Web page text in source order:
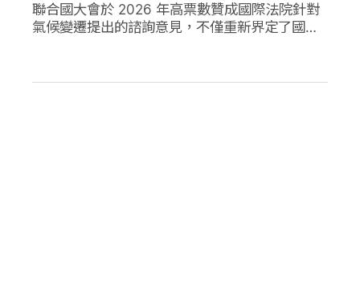
聯合國大會於 2026 年高票數贊成國際法院針對
氣候變遷提出的諮詢意見，不僅重新界定了國際
律責任的承諾。